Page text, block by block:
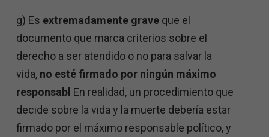
g) Es extremadamente grave que el
documento que marca criterios sobre el
derecho a ser atendido o no para salvar la
vida, no esté firmado por ningún máximo
responsabl En realidad, un procedimiento que
decide sobre la vida y la muerte debería estar
firmado por el máximo responsable político, y